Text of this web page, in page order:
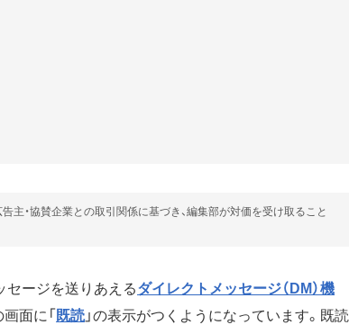
主・協賛企業との取引関係に基づき、編集部が対価を受け取ること
セージを送りあえるダイレクトメッセージ（DM）機
面に「 既読」の表示がつくようになっています。既読